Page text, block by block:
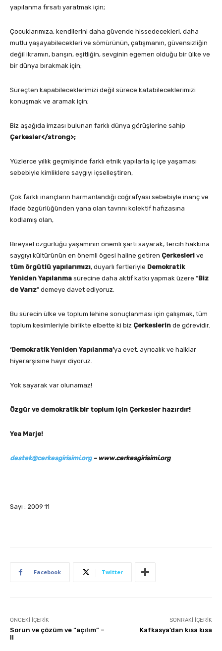
yapılanma fırsatı yaratmak için;
Çocuklarımıza, kendilerini daha güvende hissedecekleri, daha
mutlu yaşayabilecekleri ve sömürünün, çatışmanın, güvensizliğin
değil ikramın, barışın, eşitliğin, sevginin egemen olduğu bir ülke ve
bir dünya bırakmak için;
Süreçten kapabileceklerimizi değil sürece katabileceklerimizi
konuşmak ve aramak için;
Biz aşağıda imzası bulunan farklı dünya görüşlerine sahip
Çerkesler</strong>;
Yüzlerce yıllık geçmişinde farklı etnik yapılarla iç içe yaşaması
sebebiyle kimliklere saygıyı içselleştiren,
Çok farklı inançların harmanlandığı coğrafyası sebebiyle inanç ve
ifade özgürlüğünden yana olan tavrını kolektif hafızasına
kodlamış olan,
Bireysel özgürlüğü yaşamının önemli şartı sayarak, tercih hakkına
saygıyı kültürünün en önemli ögesi haline getiren Çerkesleri ve
tüm örgütlü yapılarımızı, duyarlı fertleriyle Demokratik
Yeniden Yapılanma sürecine daha aktif katkı yapmak üzere “Biz
de Varız” demeye davet ediyoruz.
Bu sürecin ülke ve toplum lehine sonuçlanması için çalışmak, tüm
toplum kesimleriyle birlikte elbette ki biz Çerkeslerin de görevidir.
‘Demokratik Yeniden Yapılanma’ya evet, ayrıcalık ve halklar
hiyerarşisine hayır diyoruz.
Yok sayarak var olunamaz!
Özgür ve demokratik bir toplum için Çerkesler hazırdır!
Yea Marje!
destek@cerkesgirisimi.org– www.cerkesgirisimi.org
Sayı : 2009 11
Facebook Twitter
ÖNCEKI İÇERIK
Sorun ve çözüm ve “açılım” –
II
SONRAKI İÇERIK
Kafkasya’dan kısa kısa